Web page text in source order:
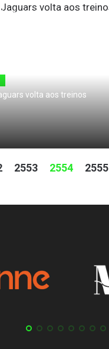
de 2010
volta aos treinos
2553 2554 2555